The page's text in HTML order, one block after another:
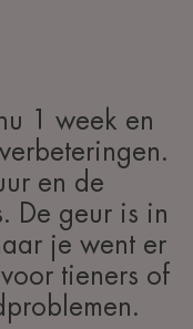
1 week en
en de
De geur is in
je went er
tieners of